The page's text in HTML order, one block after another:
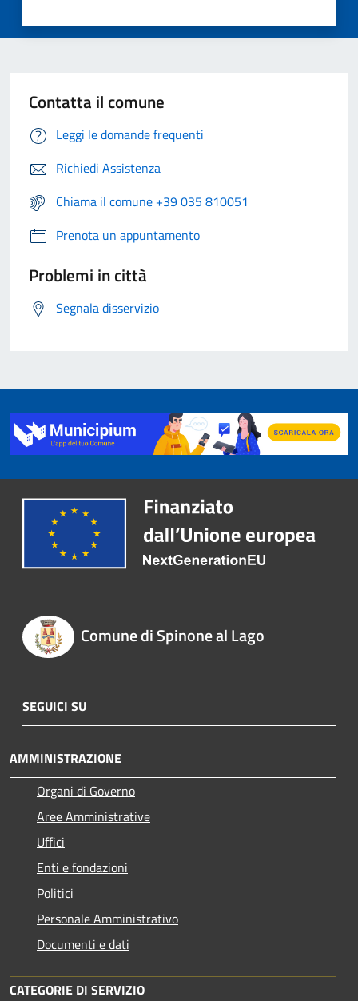
Contatta il comune
Leggi le domande frequenti
Richiedi Assistenza
Chiama il comune +39 035 810051
Prenota un appuntamento
Problemi in città
Segnala disservizio
Comune di Spinone al Lago
SEGUICI SU
AMMINISTRAZIONE
Organi di Governo
Aree Amministrative
Uffici
Enti e fondazioni
Politici
Personale Amministrativo
Documenti e dati
CATEGORIE DI SERVIZIO